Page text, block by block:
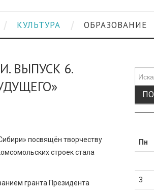
КУЛЬТУРА ОБРАЗОВАНИЕ
ВЫПУСК 6.
посвящён творчеству
строек стала
гранта Президента
для:
Пн
3